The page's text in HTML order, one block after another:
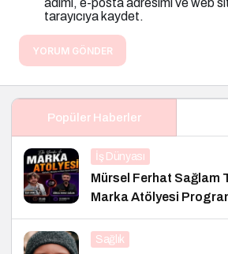
tarayıcıya kaydet.
YORUM GÖNDER
Popüler Haberler
İş Dünyası
Mürsel Ferhat Sağlam
Marka Atölyesi
Sağlık